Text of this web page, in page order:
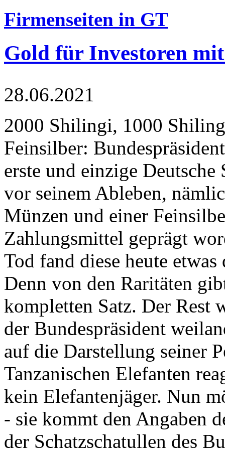
Firmenseiten in GT
Gold für Investoren
28.06.2021
2000 Shilingi, 1000
Feinsilber:
erste und einzige Deutsche
vor seinem Ableben,
Münzen und einer
Zahlungsmittel geprägt
Tod fand diese heute
Denn von den Raritäten
kompletten Satz. Der Rest
der Bundespräsident
auf die Darstellung seiner
Tanzanischen Elefanten
kein Elefantenjäger. Nun
- sie kommt den Angaben
der Schatzschatullen des